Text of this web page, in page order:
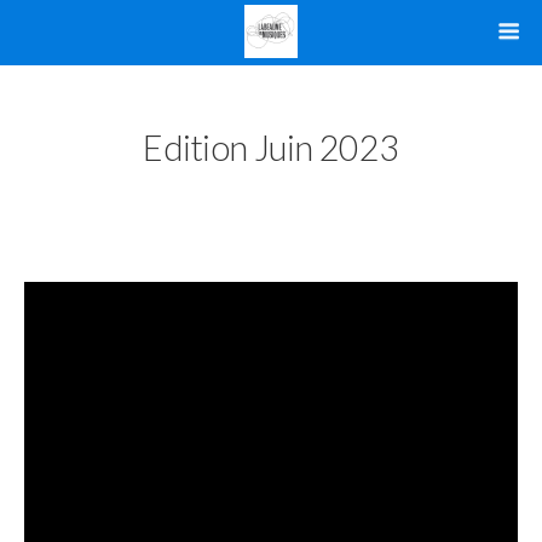
Edition Juin 2023